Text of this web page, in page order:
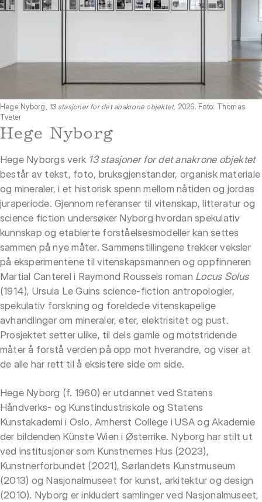
Hege Nyborg, 13 stasjoner for det anakrone objektet, 2026. Foto: Thomas
Tveter
Hege Nyborg
Hege Nyborgs verk 13 stasjoner for det anakrone objektet
består av tekst, foto, bruksgjenstander, organisk materiale
og mineraler, i et historisk spenn mellom nåtiden og jordas
juraperiode. Gjennom referanser til vitenskap, litteratur og
science fiction undersøker Nyborg hvordan spekulativ
kunnskap og etablerte forståelsesmodeller kan settes
sammen på nye måter. Sammenstillingene trekker veksler
på eksperimentene til vitenskapsmannen og oppfinneren
Martial Canterel i Raymond Roussels roman Locus Solus
(1914), Ursula Le Guins science-fiction antropologier,
spekulativ forskning og foreldede vitenskapelige
avhandlinger om mineraler, eter, elektrisitet og pust.
Prosjektet setter ulike, til dels gamle og motstridende
måter å forstå verden på opp mot hverandre, og viser at
de alle har rett til å eksistere side om side.
Hege Nyborg (f. 1960) er utdannet ved Statens
Håndverks- og Kunstindustriskole og Statens
Kunstakademi i Oslo, Amherst College i USA og Akademie
der bildenden Künste Wien i Østerrike. Nyborg har stilt ut
ved institusjoner som Kunstnernes Hus (2023),
Kunstnerforbundet (2021), Sørlandets Kunstmuseum
(2013) og Nasjonalmuseet for kunst, arkitektur og design
(2010). Nyborg er inkludert samlinger ved Nasjonalmuseet,